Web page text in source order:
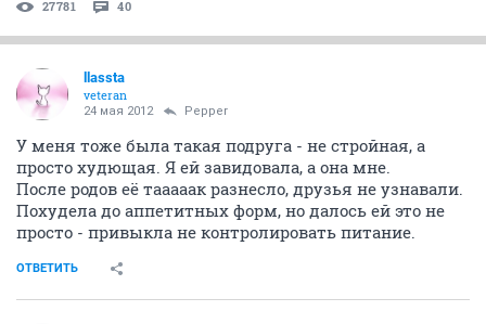
27781 40
llassta
veteran
24 мая 2012 Pepper
У меня тоже была такая подруга - не стройная, а
просто худющая. Я ей завидовала, а она мне.
После родов её тааааак разнесло, друзья не узнавали.
Похудела до аппетитных форм, но далось ей это не
просто - привыкла не контролировать питание.
ОТВЕТИТЬ